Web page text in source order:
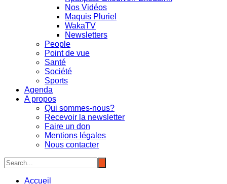
Nos Vidéos
Maquis Pluriel
WakaTV
Newsletters
People
Point de vue
Santé
Société
Sports
Agenda
A propos
Qui sommes-nous?
Recevoir la newsletter
Faire un don
Mentions légales
Nous contacter
Accueil